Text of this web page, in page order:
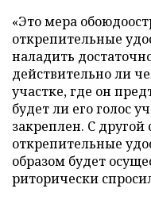
«Это мера
открепительные
наладить
действительно ли
участке, где он
будет ли его голос
закреплен. С
открепительные
образом будет
риторически